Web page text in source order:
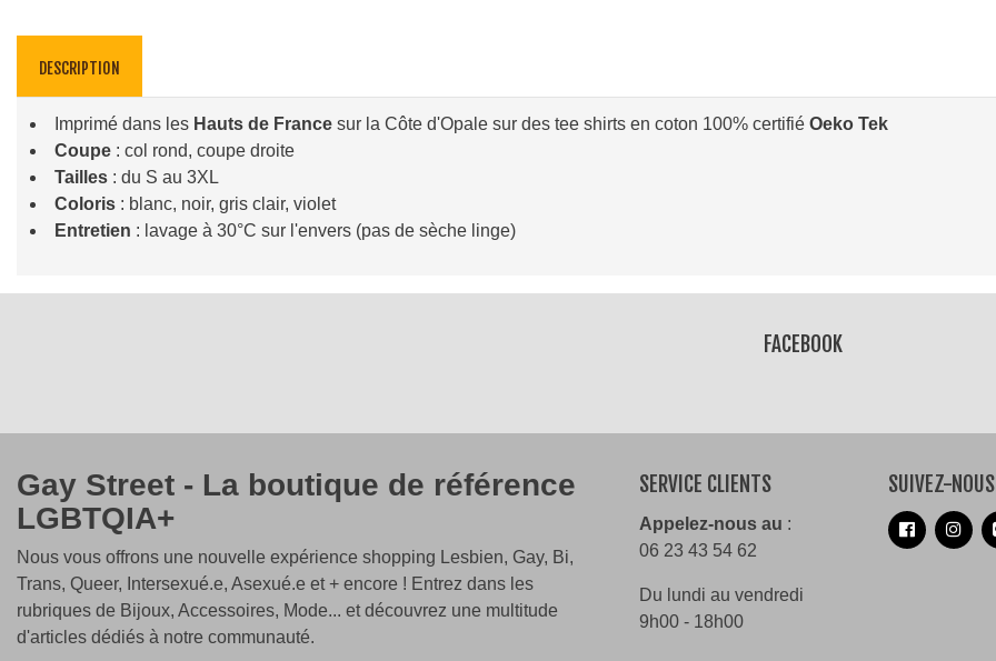
DESCRIPTION
Imprimé dans les Hauts de France sur la Côte d'Opale sur des tee shirts en coton 100% certifié Oeko Tek
Coupe : col rond, coupe droite
Tailles : du S au 3XL
Coloris : blanc, noir, gris clair, violet
Entretien : lavage à 30°C sur l'envers (pas de sèche linge)
Lire la suite
FACEBOOK
Gay Street - La boutique de référence
LGBTQIA+
Nous vous offrons une nouvelle expérience shopping Lesbien, Gay, Bi,
Trans, Queer, Intersexué.e, Asexué.e et + encore ! Entrez dans les
rubriques de Bijoux, Accessoires, Mode... et découvrez une multitude
d'articles dédiés à notre communauté.
SERVICE CLIENTS
Appelez-nous au :
06 23 43 54 62
Du lundi au vendredi
9h00 - 18h00
SUIVEZ-NOUS